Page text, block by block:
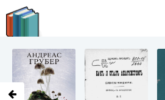
LITMIR.ORG